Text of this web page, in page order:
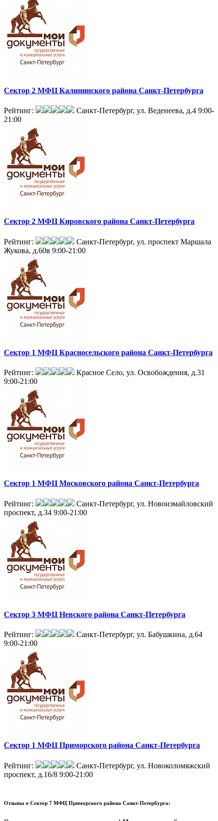
Сектор 2 МФЦ Калининского района Санкт-Петербурга
Рейтинг: Санкт-Петербург, ул. Веденеева, д.4 9:00-
21:00
Сектор 2 МФЦ Кировского района Санкт-Петербурга
Рейтинг:
Санкт-Петербург, ул. проспект Маршала
Жукова, д.60в 9:00-21:00
Сектор 1 МФЦ Красносельского района Санкт-Петербурга
Рейтинг:
Красное Село, ул. Освобождения, д.31
9:00-21:00
Сектор 1 МФЦ Московского района Санкт-Петербурга
Рейтинг:
Санкт-Петербург, ул. Новоизмайловский
проспект, д.34 9:00-21:00
Сектор 3 МФЦ Невского района Санкт-Петербурга
Рейтинг:
Санкт-Петербург, ул. Бабушкина, д.64
9:00-21:00
Сектор 1 МФЦ Приморского района Санкт-Петербурга
Рейтинг:
Санкт-Петербург, ул. Новоколомяжский
проспект, д.16/8 9:00-21:00
Отзывы о Сектор 7 МФЦ Приморского района Санкт-Петербурга: